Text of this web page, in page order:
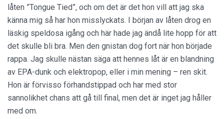
låten ”Tongue Tied”, och om det är det hon vill att jag ska
känna mig så har hon misslyckats. I början av låten drog en
läskig speldosa igång och här hade jag ändå lite hopp för att
det skulle bli bra. Men den gnistan dog fort när hon började
rappa. Jag skulle nästan säga att hennes låt är en blandning
av EPA-dunk och elektropop, eller i min mening – ren skit.
Hon är förvisso förhandstippad och har med stor
sannolikhet chans att gå till final, men det är inget jag håller
med om.